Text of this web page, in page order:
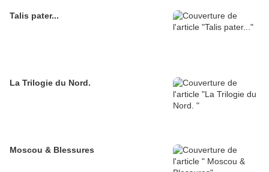
Talis pater...
La Trilogie du Nord.
Moscou & Blessures